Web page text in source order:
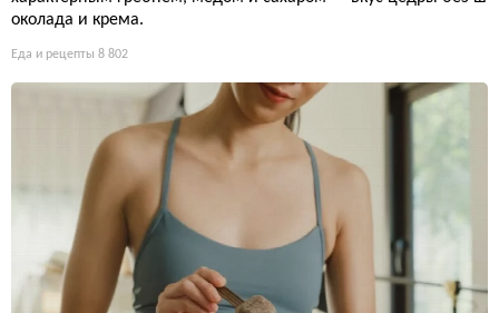
околада и крема.
Еда и рецепты 8 802